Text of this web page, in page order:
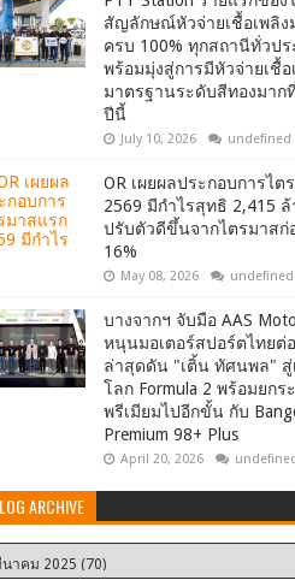
สัญลักษณ์หัวจ่ายเชื้อเพลิง
ครบ 100% ทุกสถานีทั่วปร
พร้อมมุ่งสู่การมีหัวจ่ายเชื้อ
มาตรฐานระดับสีทองมาก
ปีนี้
July 10, 2026 undefined
OR เผยผลประกอบการไต
2569 มีกำไรสุทธิ 2,415
ปรับตัวดีขึ้นจากไตรมาสก่
16%
May 08, 2026 undefined
บางจากฯ จับมือ AAS
หนุนมอเตอร์สปอร์ตไทยต่
ล่าสุดดัน "เติ้น ทัศนพล" สู่
โลก Formula 2 พร้อมยก
พรีเมียมไปอีกขั้น กับ
Premium 98+ Plus
April 20, 2026
ARCHIVE